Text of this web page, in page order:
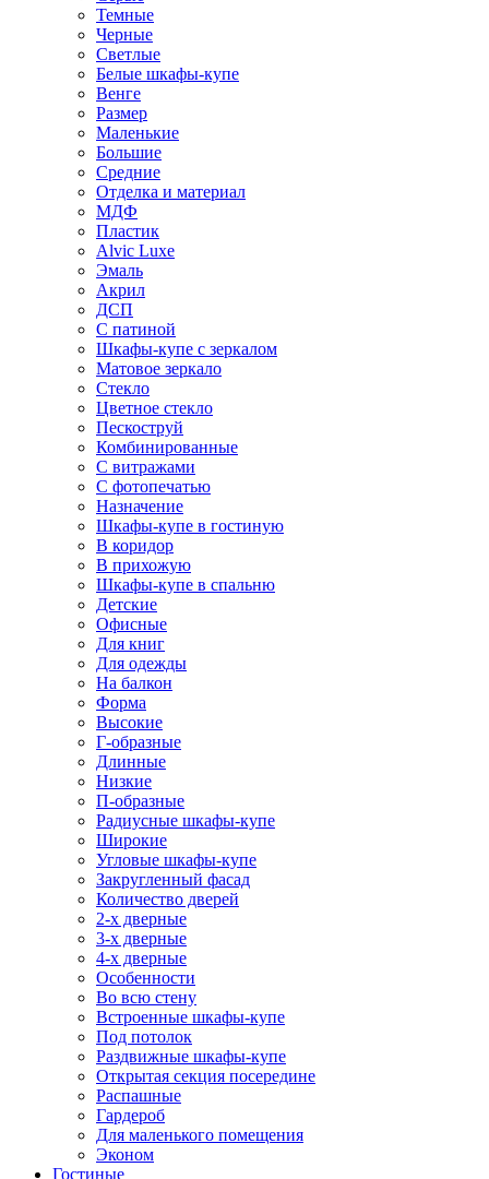
Темные
Черные
Светлые
Белые шкафы-купе
Венге
Размер
Маленькие
Большие
Средние
Отделка и материал
МДФ
Пластик
Alvic Luxe
Эмаль
Акрил
ДСП
С патиной
Шкафы-купе с зеркалом
Матовое зеркало
Стекло
Цветное стекло
Пескоструй
Комбинированные
С витражами
С фотопечатью
Назначение
Шкафы-купе в гостиную
В коридор
В прихожую
Шкафы-купе в спальню
Детские
Офисные
Для книг
Для одежды
На балкон
Форма
Высокие
Г-образные
Длинные
Низкие
П-образные
Радиусные шкафы-купе
Широкие
Угловые шкафы-купе
Закругленный фасад
Количество дверей
2-х дверные
3-х дверные
4-х дверные
Особенности
Во всю стену
Встроенные шкафы-купе
Под потолок
Раздвижные шкафы-купе
Открытая секция посередине
Распашные
Гардероб
Для маленького помещения
Эконом
Гостиные